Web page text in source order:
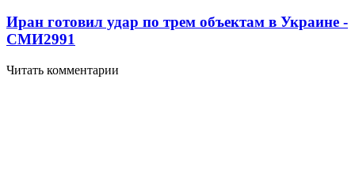
Иран готовил удар по трем объектам в Украине -
СМИ2991
Читать комментарии